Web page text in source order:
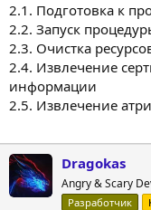
2.1. Подготовка к
2.2. Запуск
2.3. Очистка
2.4. Извлечение
информации
2.5. Извлечение
Dragokas
Angry & Scary
Разработчик